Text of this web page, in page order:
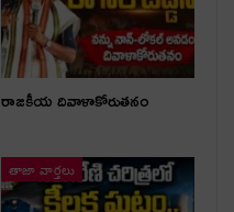
రాజకీయ దివాళాకోరుతనం
తాజా వార్తలు